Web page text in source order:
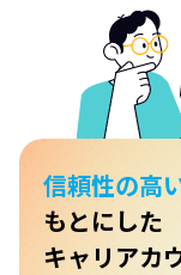
信頼性の高
もとにした
キャリアカ